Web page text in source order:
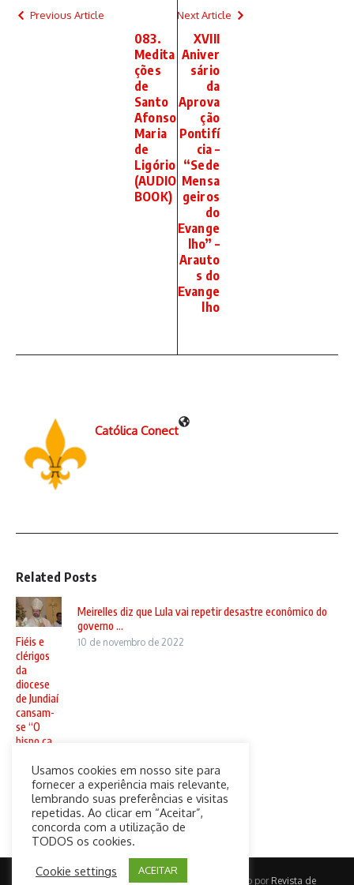
Previous Article
083.
Medita
ções
de
Santo
Afonso
Maria
de
Ligório
(AUDIO
BOOK)
Next Article
XVIII
Aniver
sário
da
Aprova
ção
Pontifí
cia –
“Sede
Mensa
geiros
do
Evange
lho” –
Arauto
s do
Evange
lho
Católica Conect
Related Posts
Fiéis e
clérigos
da
diocese
de Jundiaí
cansam-
se “O
bispo ca ...
setembro
de 2024
Meirelles diz que Lula vai repetir desastre econômico do
governo ...
10 de novembro de 2022
Copyright © 2026 CatolicaConect | Desenvolvido por Revista de
Usamos cookies em nosso site para
fornecer a experiência mais relevante,
lembrando suas preferências e visitas
repetidas. Ao clicar em “Aceitar”,
concorda com a utilização de
TODOS os cookies.
Cookie settings ACEITAR